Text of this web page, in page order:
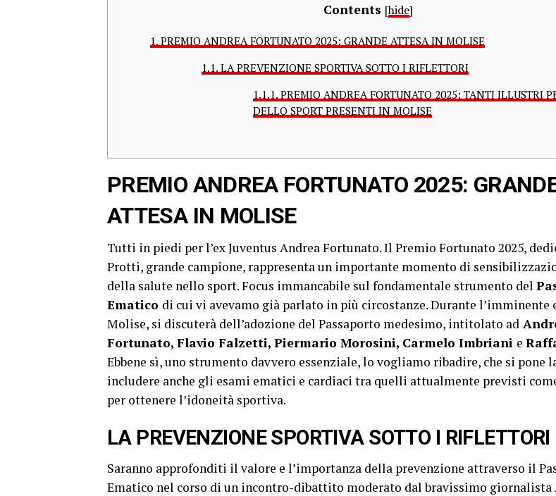
Contents [hide]
1. PREMIO ANDREA FORTUNATO 2025: GRANDE ATTESA IN MOLISE
1.1.LA PREVENZIONE SPORTIVA SOTTO I RIFLETTORI
1.1.1.PREMIO ANDREA FORTUNATO 2025: TANTI ILLUSTRI
DELLO SPORT PRESENTI IN MOLISE
PREMIO ANDREA FORTUNATO 2025:
ATTESA IN MOLISE
Tutti in piedi per l’ex Juventus Andrea Fortunato. Il Premio Fortunato 2025,
Protti, grande campione, rappresenta un importante momento di
della salute nello sport. Focus immancabile sul fondamentale strumento del
Ematico di cui vi avevamo già parlato in più circostanze. Durante l’imminente
Molise, si discuterà dell’adozione del Passaporto medesimo, intitolato ad
Fortunato, Flavio Falzetti, Piermario Morosini, Carmelo Imbriani e
Ebbene sì, uno strumento davvero essenziale, lo vogliamo ribadire, che si pone
includere anche gli esami ematici e cardiaci tra quelli attualmente previsti
per ottenere l’idoneità sportiva.
LA PREVENZIONE SPORTIVA SOTTO I RIFLETTORI
Saranno approfonditi il valore e l’importanza della prevenzione attraverso il
Ematico nel corso di un incontro-dibattito moderato dal bravissimo giornalista